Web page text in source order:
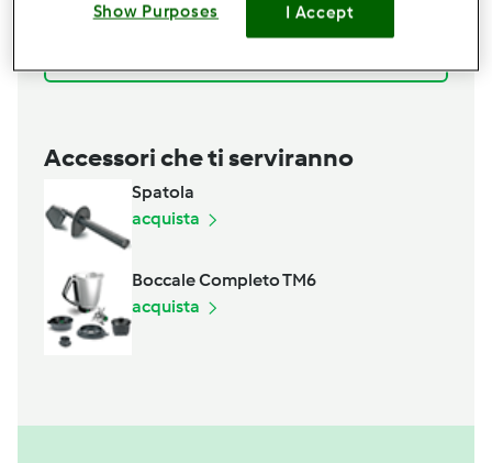
sale q.b.
Accessori che ti serviranno
Spatola
acquista
Boccale Completo TM6
acquista
Show Purposes I Accept